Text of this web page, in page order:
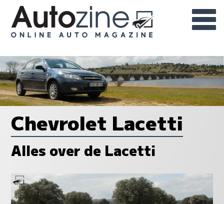
Chevrolet Lacetti
Alles over de Lacetti